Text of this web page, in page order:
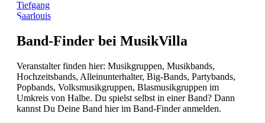
Tiefgang
Saarlouis
Band-Finder bei MusikVilla
Veranstalter finden hier: Musikgruppen, Musikbands,
Hochzeitsbands, Alleinunterhalter, Big-Bands, Partybands,
Popbands, Volksmusikgruppen, Blasmusikgruppen im
Umkreis von Halbe. Du spielst selbst in einer Band? Dann
kannst Du Deine Band hier im Band-Finder anmelden.